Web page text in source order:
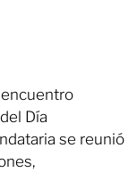
encuentro
Día
se reunió